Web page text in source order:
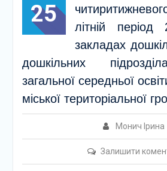
25
літній
закладах
дошкільних
загальної середньої
міської територіальної
Монич Ірина
Залишити